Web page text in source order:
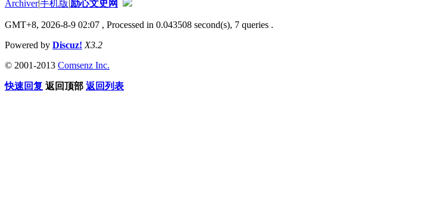
Archiver|手机版|励心文史网
GMT+8, 2026-8-9 02:07 , Processed in 0.043508 second(s), 7 queries .
Powered by Discuz! X3.2
© 2001-2013 Comsenz Inc.
快速回复 返回顶部 返回列表